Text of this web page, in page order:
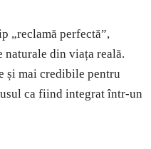
„reclamă perfectă”,
naturale din viața reală.
și mai credibile pentru
ca fiind integrat într-un